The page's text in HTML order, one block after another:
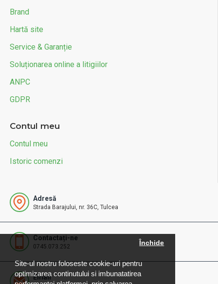
Site-ul nostru foloseste cookie-uri pentru
optimizarea continutului si imbunatatirea
Închide
Brand
Hartă site
Service & Garanție
Soluționarea online a litigiilor
ANPC
GDPR
Contul meu
Contul meu
Istoric comenzi
Adresă
Strada Barajului, nr. 36C, Tulcea
Contactați-ne
0745.073.252
Email